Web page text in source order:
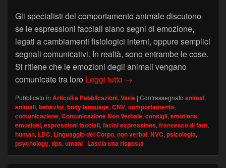
Gli specialisti del comportamento animale discutono
se le espressioni facciali siano segni di emozione,
legati a cambiamenti fisiologici interni, oppure semplici
segnali comunicativi. In realtà, sono entrambe le cose.
Si ritiene che le emozioni degli animali vengano
comunicate tra loro Leggi tutto La comunicazione degli
→
Pubblicato in Articoli e Pubblicazioni, Varie | Contrassegnato animal,
animali, behavior, body language, CNV, comportamento,
comunicazione, Comunicazione Non Verbale, consigli, emotions,
emozioni, espressioni facciali, facial expressions, francesco di fant,
human, LDC, Linguaggio del Corpo, non verbal, NVC, psicologia,
psychology, tips, umani | Lascia una risposta